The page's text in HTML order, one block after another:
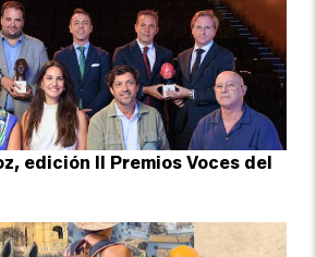
edición II Premios Voces del